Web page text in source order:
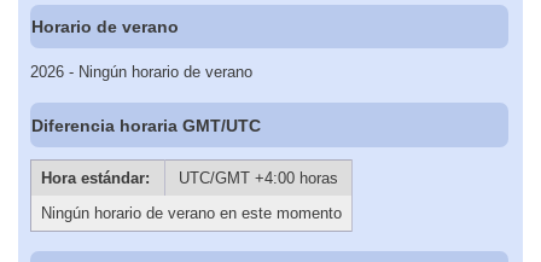
Horario de verano
2026 - Ningún horario de verano
Diferencia horaria GMT/UTC
Hora estándar:
UTC/GMT +4:00 horas
Ningún horario de verano en este momento